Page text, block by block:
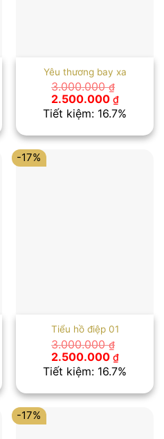
₫.
Yêu thương bay xa
3.000.000₫
Giá
gốc
là:
2.500.000 ₫Giá
hiện
tại
Tiết kiệm: 16.7%
₫.
-17%
Tiểu hồ điệp 01
3.000.000₫
Giá
gốc
là:
2.500.000 ₫Giá
hiện
tại
Tiết kiệm: 16.7%
-17%